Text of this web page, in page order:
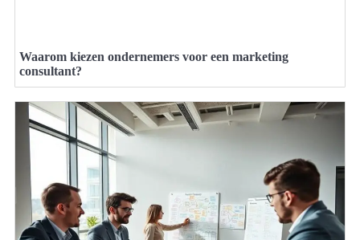
Waarom kiezen ondernemers voor een marketing
consultant?